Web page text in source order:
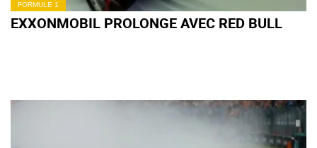
FORMULE 1
EXXONMOBIL PROLONGE AVEC RED BULL